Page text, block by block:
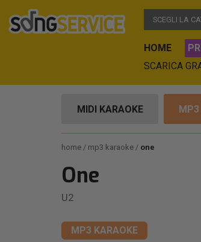
SCEGLI LA
HOME
SCARICA
MIDI KARAOKE MP3
home mp3 karaoke one
One
U2
MP3 KARAOKE